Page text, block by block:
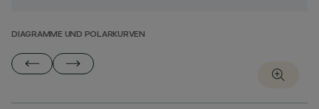
DIAGRAMME UND POLARKURVEN